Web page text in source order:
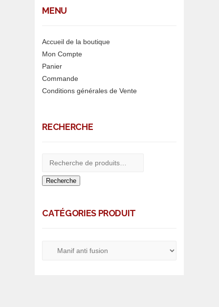
MENU
Accueil de la boutique
Mon Compte
Panier
Commande
Conditions générales de Vente
RECHERCHE
Recherche
CATÉGORIES PRODUIT